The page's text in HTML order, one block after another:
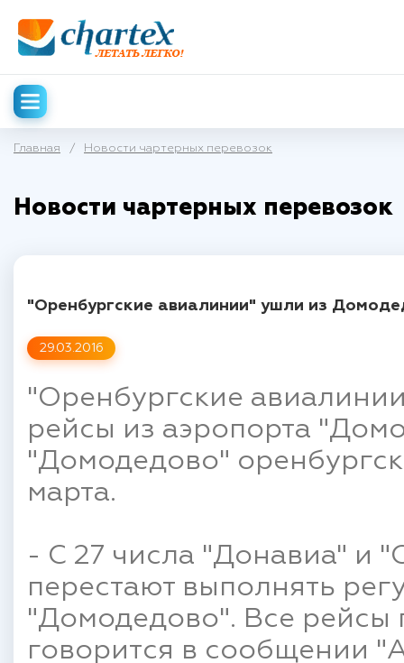
Главная / Новости чартерных перевозок
Новости чартерных перевозок
29.03.2016
"Оренбургские авиалинии" ушли из
"Оренбургские
рейсы из аэропорта
"Домодедово"
марта.
- С 27 числа "Донавиа" и
перестают выполнять
"Домодедово". Все рейсы
говорится в сообщении